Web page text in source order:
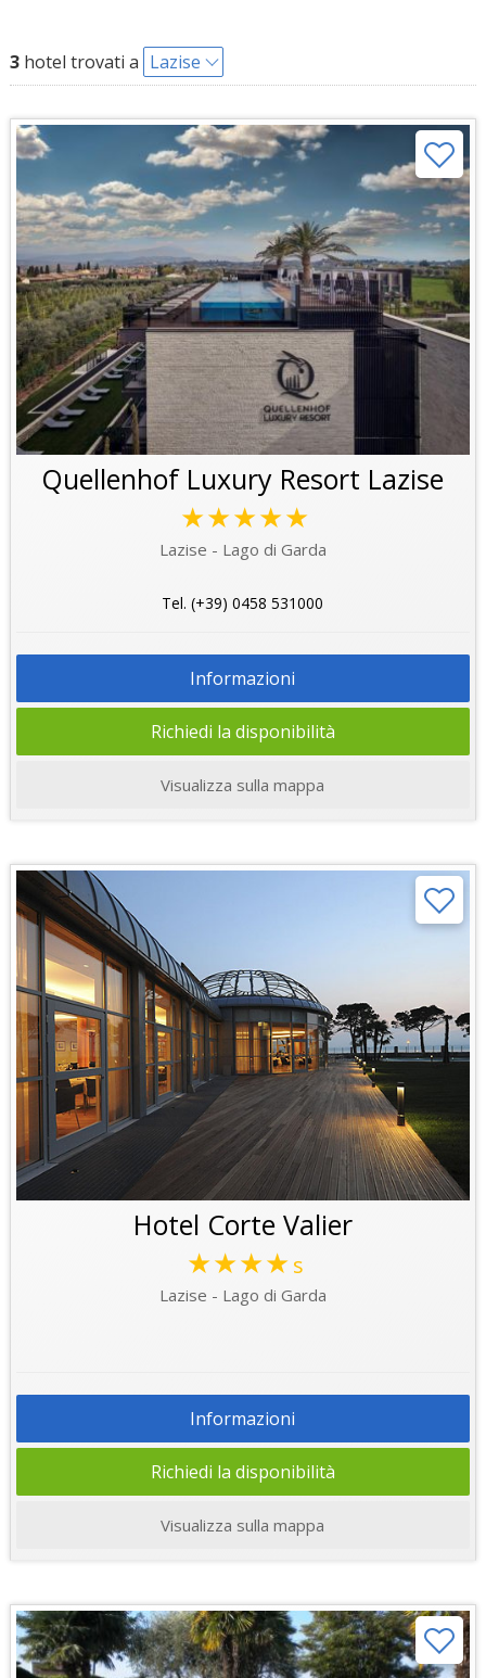
3hotel trovati a Lazise
Quellenhof Luxury Resort Lazise
★★★★★
Lazise - Lago di Garda
Tel. (+39) 0458 531000
Informazioni
Richiedi la disponibilità
Visualizza sulla mappa
Hotel Corte Valier
★★★★s
Lazise - Lago di Garda
Informazioni
Richiedi la disponibilità
Visualizza sulla mappa